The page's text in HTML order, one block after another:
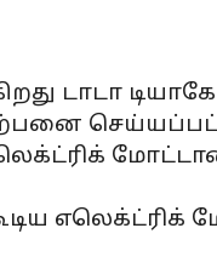
டாடா
எலெக்ட்ரிக்